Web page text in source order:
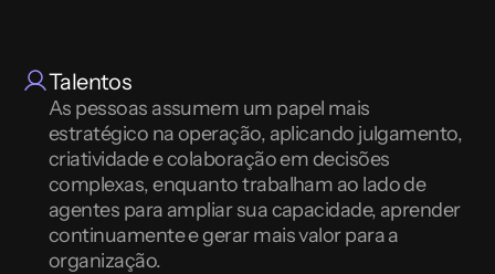
Talentos
As pessoas assumem um papel mais
estratégico na operação, aplicando julgamento,
criatividade e colaboração em decisões
complexas, enquanto trabalham ao lado de
agentes para ampliar sua capacidade, aprender
continuamente e gerar mais valor para a
organização.